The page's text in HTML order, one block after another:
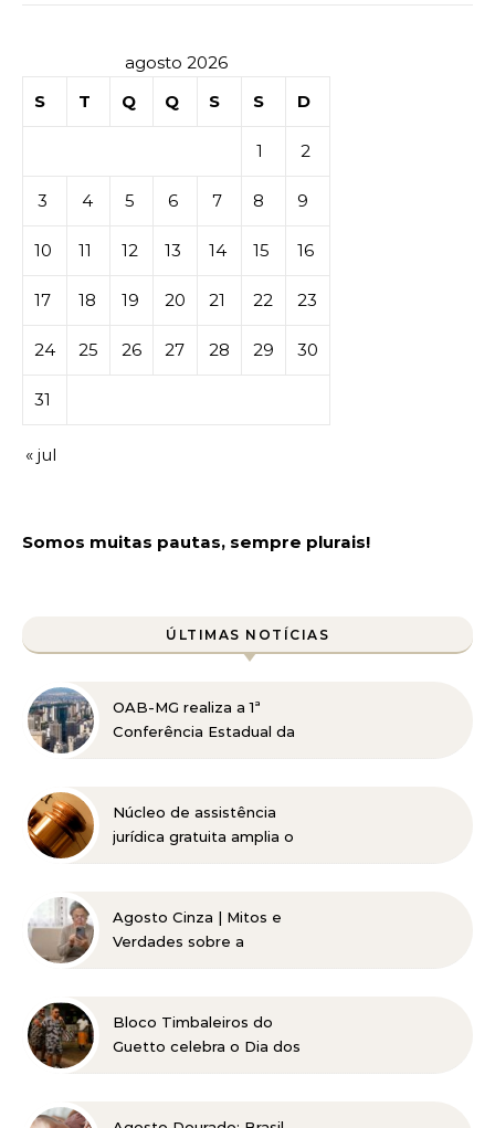
agosto 2026
S
T Q Q S S D
1 2
3 4 5 6 7 8 9
10 11 12 13 14 15 16
17 18 19 20 21 22 23
24 25 26 27 28 29 30
31
« jul
Somos muitas pautas, sempre plurais!
ÚLTIMAS NOTÍCIAS
OAB-MG realiza a 1ª
Conferência Estadual da
referência nacional
Núcleo de assistência
jurídica gratuita amplia o
Agosto Cinza | Mitos e
Verdades sobre a
Bloco Timbaleiros do
Guetto celebra o Dia dos
Horizonte